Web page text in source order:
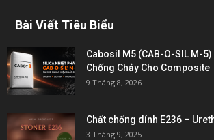
Bài Viết Tiêu Biểu
Cabosil M5 (CAB-O-SIL M-
Chống Chảy Cho Composite
9 Tháng 8, 2026
Chất chống dính E236 –
3 Tháng 9, 2025